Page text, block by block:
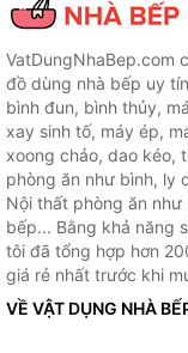
VatDungNhaBep.com
đồ dùng nhà bếp uy
bình đun, bình thủy,
xay sinh tố, máy ép,
xoong chảo, dao kéo,
phòng ăn như bình, ly
Nội thất phòng ăn
bếp... Bằng khả năng
tôi đã tổng hợp hơn
giá rẻ nhất trước khi
VỀ VẬT DỤNG NHÀ